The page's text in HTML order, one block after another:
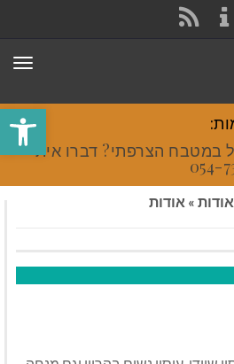
פתח
במטבח הצרפתי? דברו איתי
» אודות